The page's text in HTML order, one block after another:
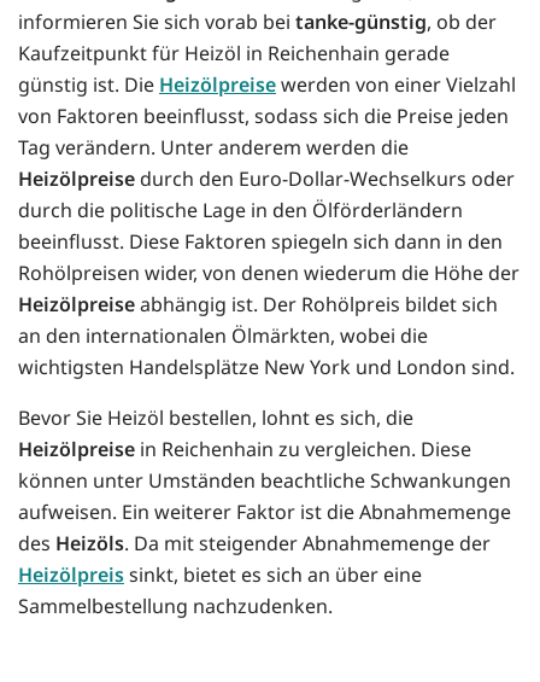
informieren Sie sich vorab bei tanke-günstig, ob der
Kaufzeitpunkt für Heizöl in Reichenhain gerade
günstig ist. Die Heizölpreisewerden von einer Vielzahl
von Faktoren beeinflusst, sodass sich die Preise jeden
Tag verändern. Unter anderem werden die
Heizölpreise durch den Euro-Dollar-Wechselkurs oder
durch die politische Lage in den Ölförderländern
beeinflusst. Diese Faktoren spiegeln sich dann in den
Rohölpreisen wider, von denen wiederum die Höhe der
Heizölpreiseabhängig ist. Der Rohölpreis bildet sich
an den internationalen Ölmärkten, wobei die
wichtigsten Handelsplätze New York und London sind.
Bevor Sie Heizöl bestellen, lohnt es sich, die
Heizölpreise in Reichenhain zu vergleichen. Diese
können unter Umständen beachtliche Schwankungen
aufweisen. Ein weiterer Faktor ist die Abnahmemenge
des Heizöls. Da mit steigender Abnahmemenge der
Heizölpreissinkt, bietet es sich an über eine
Sammelbestellung nachzudenken.